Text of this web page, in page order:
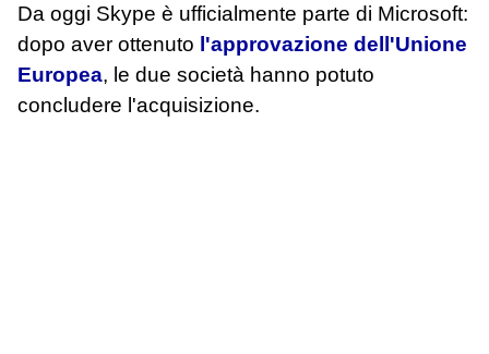
Da oggi Skype è ufficialmente parte di Microsoft:
dopo aver ottenuto l'approvazione dell'Unione
Europea, le due società hanno potuto
concludere l'acquisizione.